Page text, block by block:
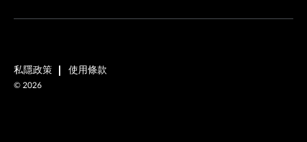
私隱政策 使用條款
© 2026